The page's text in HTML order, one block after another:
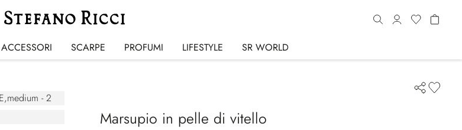
ACCESSORI SCARPE PROFUMI LIFESTYLE SR WORLD
Marsupio in pelle di vitello